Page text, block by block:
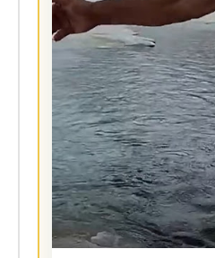
Il codice d'onore a Tirana:
di ciliegie ha svelato
albanese